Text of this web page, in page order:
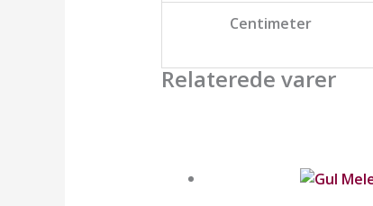
Centimeter
Relaterede varer